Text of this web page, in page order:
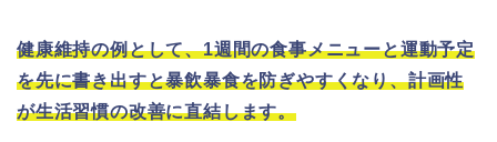
健康維持の例として、1週間の食事メニューと運動予定
を先に書き出すと暴飲暴食を防ぎやすくなり、計画性
が生活習慣の改善に直結します。